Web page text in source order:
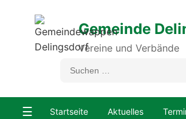
Gemeinde
Vereine und Verbände
☰ Startseite Aktuelles